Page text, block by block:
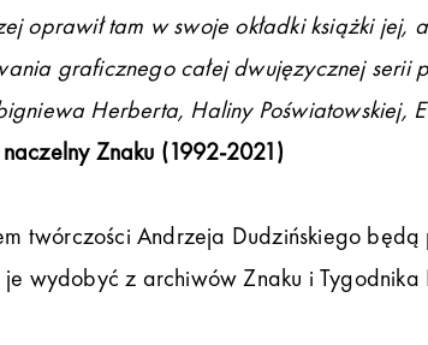
oprawił tam w swoje okładki książki jej,
graficznego całej dwujęzycznej serii
Herberta, Haliny Poświatowskiej,
Znaku (1992-2021)
twórczości Andrzeja Dudzińskiego
wydobyć z archiwów Znaku i Tygodnika